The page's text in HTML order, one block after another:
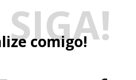
comigo!